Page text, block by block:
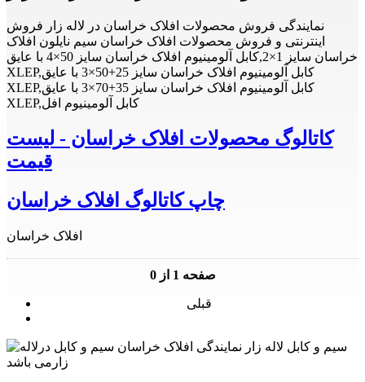
نمایندگی فروش محصولات افلاک خراسان در لاله زار فروش
اینترنتی و فروش محصولات افلاک خراسان سیم نایلون افلاک
خراسان سایز 1×2,کابل آلومینیوم افلاک خراسان سایز 50×4 با عایق
XLEP,کابل آلومینیوم افلاک خراسان سایز 25+50×3 با عایق
XLEP,کابل آلومینیوم افلاک خراسان سایز 35+70×3 با عایق
XLEP,کابل آلومینیوم افل
کاتالوگ محصولات افلاک خراسان - لیست
قیمت
چاپ کاتالوگ افلاک خراسان
افلاک خراسان
صفحه 1 از 0
قبلی